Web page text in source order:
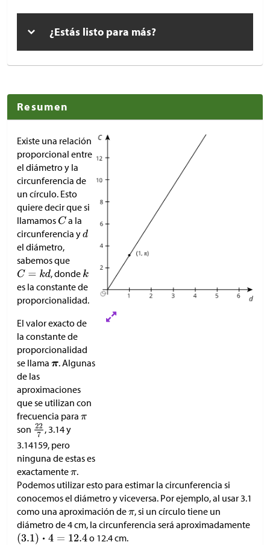
¿Estás listo para más?
Resumen
Existe una relación
proporcional entre
el diámetro y la
circunferencia de
un círculo. Esto
quiere decir que si
llamamos
a la
circunferencia y
el diámetro,
sabemos que
, donde
es la constante de
proporcionalidad.
El valor exacto de
la constante de
proporcionalidad
se llama
. Algunas
de las
aproximaciones
que se utilizan con
frecuencia para
son
, 3.14 y
3.14159, pero
ninguna de estas es
exactamente
.
Podemos utilizar esto para estimar la circunferencia si
conocemos el diámetro y viceversa. Por ejemplo, al usar 3.1
como una aproximación de
, si un círculo tiene un
diámetro de 4 cm, la circunferencia será aproximadamente
o 12.4 cm.